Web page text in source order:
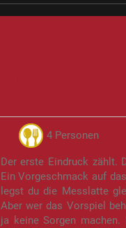
4 Personen
Der erste Eindruck zählt.
Ein Vorgeschmack auf
legst du die Messlatte
Aber wer das Vorspiel
ja keine Sorgen